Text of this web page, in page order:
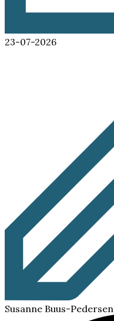
23-07-2026
Susanne Buus-Pedersen